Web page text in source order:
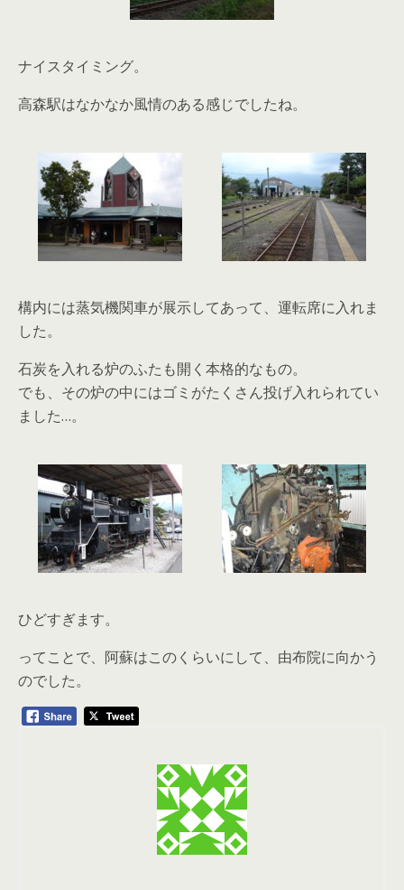
ナイスタイミング。
高森駅はなかなか風情のある感じでしたね。
構内には蒸気機関車が展示してあって、運転席に入れま
した。
石炭を入れる炉のふたも開く本格的なもの。
でも、その炉の中にはゴミがたくさん投げ入れられてい
ました…。
ひどすぎます。
ってことで、阿蘇はこのくらいにして、由布院に向かう
のでした。